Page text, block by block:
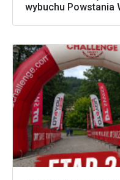
wybuchu Powstania